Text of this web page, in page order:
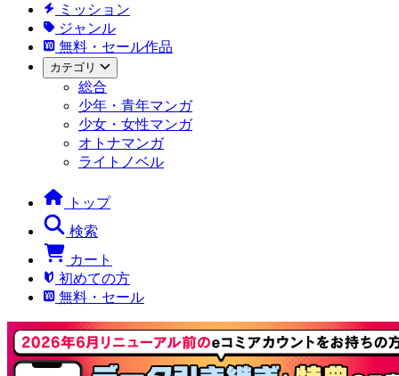
ミッション
ジャンル
無料・セール作品
カテゴリ
総合
少年・青年マンガ
少女・女性マンガ
オトナマンガ
ライトノベル
トップ
検索
カート
初めての方
無料・セール